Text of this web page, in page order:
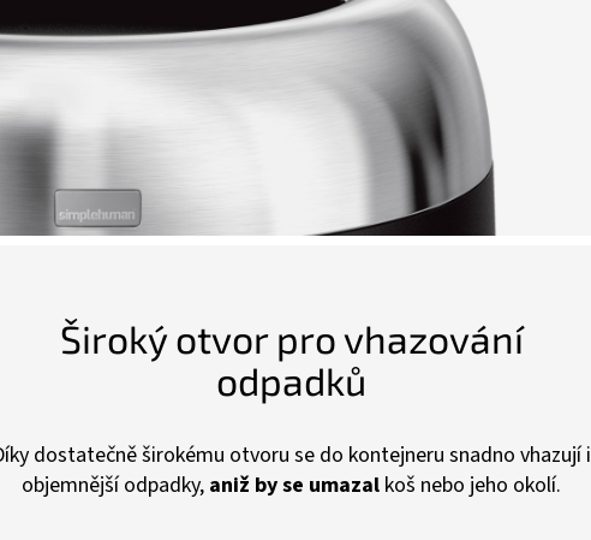
Široký otvor pro vhazování
odpadků
dostatečně širokému otvoru se do kontejneru snadno vhazují i
objemnější odpadky, aniž by se umazal koš nebo jeho okolí.